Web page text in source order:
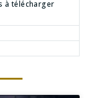
à télécharger